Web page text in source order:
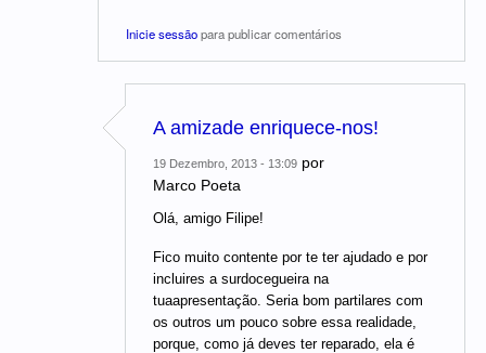
Inicie sessãopara publicar comentários
A amizade enriquece-nos!
19 Dezembro, 2013 - 13:09 por
Marco Poeta
Olá, amigo Filipe!
Fico muito contente por te ter ajudado e por
incluires a surdocegueira na
tuaapresentação. Seria bom partilares com
os outros um pouco sobre essa realidade,
porque, como já deves ter reparado, ela é